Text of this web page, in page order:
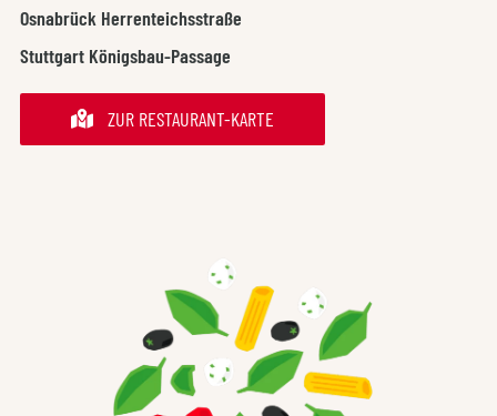
Osnabrück Herrenteichsstraße
Stuttgart Königsbau-Passage
ZUR RESTAURANT-KARTE